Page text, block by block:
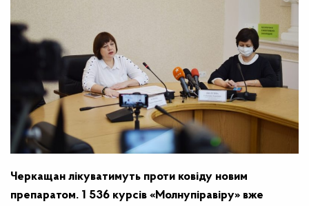
Черкащан лікуватимуть проти ковіду новим
препаратом. 1 536 курсів «Молнупіравіру» вже